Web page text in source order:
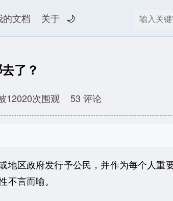
的文档 关于 🌙
了？
12020次围观 53 评论
区政府发行予公民，并作为每个人重
言而喻。